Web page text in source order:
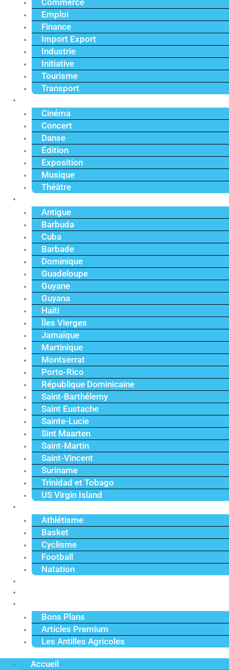
Commerce
Emploi
Finance
Import Export
Industrie
Initiative
Tourisme
Transport
Cinéma
Concert
Danse
Édition
Exposition
Musique
Théâtre
Antigue
Barbuda
Cuba
Barbade
Dominique
Guadeloupe
Guyane
Guyana
Haïti
Îles Vierges
Jamaïque
Martinique
Montserrat
Porto-Rico
République Dominicaine
Saint-Barthélemy
Saint Eustache
Sainte-Lucie
Sint Maarten
Saint-Martin
Saint-Vincent
Suriname
Trinidad et Tobago
US Virgin Island
Athlétisme
Basket
Cyclisme
Football
Natation
Bons Plans
Articles Premium
Les Antilles Agricoles
Accueil